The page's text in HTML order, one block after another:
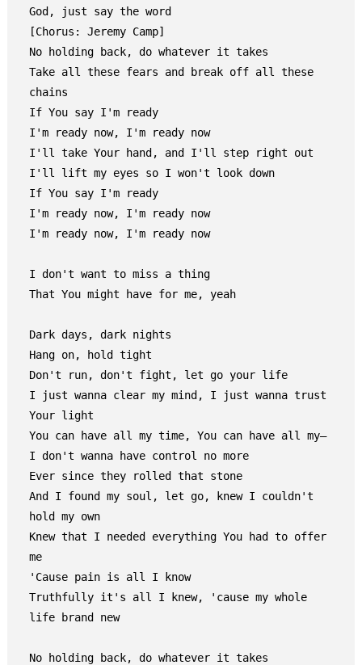
God, just say the word
[Chorus: Jeremy Camp]
No holding back, do whatever it takes
Take all these fears and break off all these
chains
If You say I'm ready
I'm ready now, I'm ready now
I'll take Your hand, and I'll step right out
I'll lift my eyes so I won't look down
If You say I'm ready
I'm ready now, I'm ready now
I'm ready now, I'm ready now
I don't want to miss a thing
That You might have for me, yeah
Dark days, dark nights
Hang on, hold tight
Don't run, don't fight, let go your life
I just wanna clear my mind, I just wanna trust
Your light
You can have all my time, You can have all my—
I don't wanna have control no more
Ever since they rolled that stone
And I found my soul, let go, knew I couldn't
hold my own
Knew that I needed everything You had to offer
me
'Cause pain is all I know
Truthfully it's all I knew, 'cause my whole
life brand new
No holding back, do whatever it takes